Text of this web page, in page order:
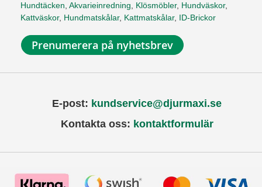
Hundtäcken, Akvarieinredning, Klösmöbler, Hundväskor,
Kattväskor, Hundmatskålar, Kattmatskålar, ID-Brickor
Prenumerera på nyhetsbrev
E-post: kundservice@djurmaxi.se
Kontakta oss: kontaktformulär